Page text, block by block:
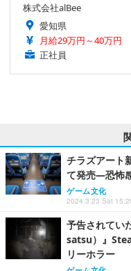
株式会社alBee
愛知県
月給29万円～40万円
正社員
チラズアート
て発売―恐怖
ゲーム文化
2024.3.23 Sat
予告されてい
satsu）』
リーホラー